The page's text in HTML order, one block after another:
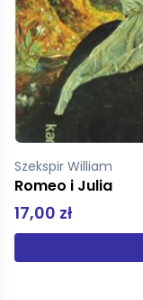
Porazińska Janina
Pamiętnik
16,99 zł